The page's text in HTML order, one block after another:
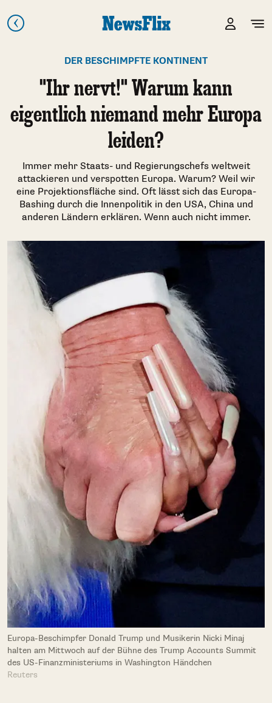
DER BESCHIMPFTE KONTINENT
"Ihr nervt!" Warum kann
eigentlich niemand mehr Europa
leiden?
Immer mehr Staats- und Regierungschefs weltweit
attackieren und verspotten Europa. Warum? Weil wir
eine Projektionsfläche sind. Oft lässt sich das Europa-
Bashing durch die Innenpolitik in den USA, China und
anderen Ländern erklären. Wenn auch nicht immer.
Europa-Beschimpfer Donald Trump und Musikerin Nicki Minaj
halten am Mittwoch auf der Bühne des Trump Accounts Summit
des US-Finanzministeriums in Washington Händchen
Reuters